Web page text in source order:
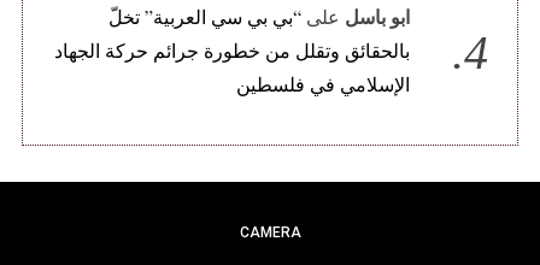
ابو باسل على“بي بي سي العربية” تخلّ
بالحقائق وتقلل من خطورة جرائم حركة الجهاد
الإسلامي في فلسطين
CAMERA